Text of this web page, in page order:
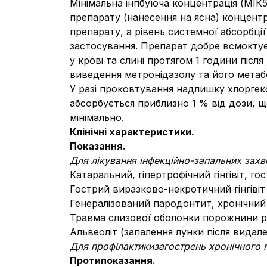
Мінімальна інгібуюча концентрація
препарату (нанесення на ясна)
препарату, а рівень системної
застосування. Препарат добре
у крові та слині протягом 1 години
виведення метронідазолу та його
У разі проковтування надлишку
абсорбується приблизно 1 % від дози,
мінімально.
Клінічні характеристики.
Показання.
Для лікування інфекційно-запальних
Катаральний, гіпертрофічний гінгівіт,
Гострий виразково-некротичний гінгівіт
Генералізований пародонтит,
Травма слизової оболонки порожнини
Альвеоліт (запалення лунки після
Для профілактикизагострень хронічного
Протипоказання.